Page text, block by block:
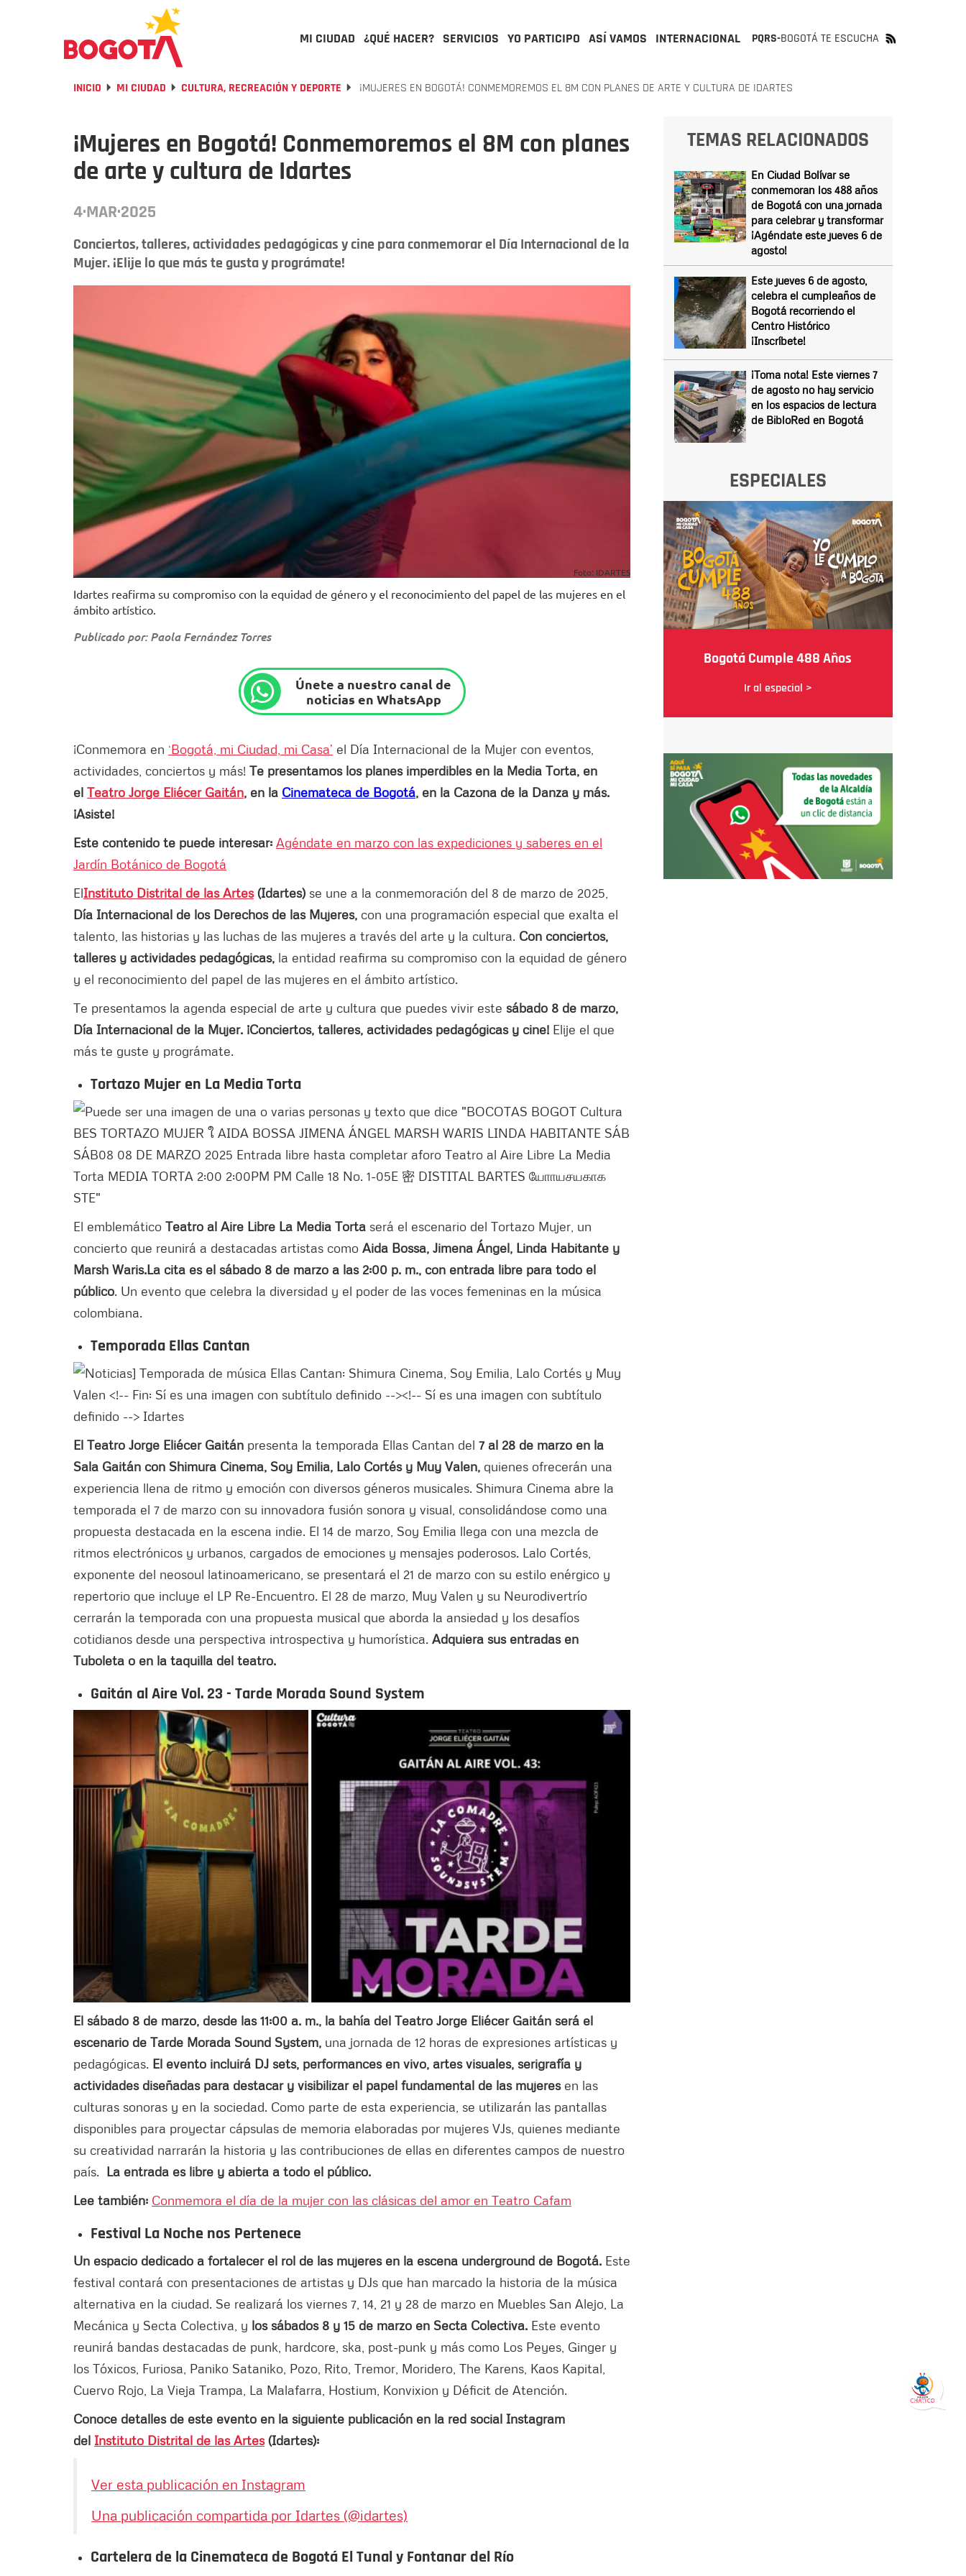
MI CIUDAD ¿QUÉ HACER? SERVICIOS YO PARTICIPO ASÍ VAMOS INTERNACIONAL PQRS-BOGOTÁ TE ESCUCHA
INICIO MI CIUDAD CULTURA, RECREACIÓN Y DEPORTE ¡MUJERES EN BOGOTÁ! CONMEMOREMOS EL 8M CON PLANES DE ARTE Y CULTURA DE IDARTES
¡Mujeres en Bogotá! Conmemoremos el 8M con planes
de arte y cultura de Idartes
4·MAR·2025
Conciertos, talleres, actividades pedagógicas y cine para conmemorar el Día Internacional de la
Mujer. ¡Elije lo que más te gusta y prográmate!
Foto: IDARTES
Idartes reafirma su compromiso con la equidad de género y el reconocimiento del papel de las mujeres en el
ámbito artístico.
Publicado por: Paola Fernández Torres
Únete a nuestro canal de
noticias en WhatsApp
¡Conmemora en ‘Bogotá, mi Ciudad, mi Casa’ el Día Internacional de la Mujer con eventos,
actividades, conciertos y más! Te presentamos los planes imperdibles en la Media Torta, en
el Teatro Jorge Eliécer Gaitán, en la Cinemateca de Bogotá, en la Cazona de la Danza y más.
¡Asiste!
Este contenido te puede interesar: Agéndate en marzo con las expediciones y saberes en el
Jardín Botánico de Bogotá
ElInstituto Distrital de las Artes(Idartes) se une a la conmemoración del 8 de marzo de 2025,
Día Internacional de los Derechos de las Mujeres, con una programación especial que exalta el
talento, las historias y las luchas de las mujeres a través del arte y la cultura. Con conciertos,
talleres y actividades pedagógicas, la entidad reafirma su compromiso con la equidad de género
y el reconocimiento del papel de las mujeres en el ámbito artístico.
Te presentamos la agenda especial de arte y cultura que puedes vivir este sábado 8 de marzo,
Día Internacional de la Mujer. ¡Conciertos, talleres, actividades pedagógicas y cine! Elije el que
más te guste y prográmate.
Tortazo Mujer en La Media Torta
El emblemático Teatro al Aire Libre La Media Torta será el escenario del Tortazo Mujer, un
concierto que reunirá a destacadas artistas como Aida Bossa, Jimena Ángel, Linda Habitante y
Marsh Waris.La cita es el sábado 8 de marzo a las 2:00 p. m., con entrada libre para todo el
público. Un evento que celebra la diversidad y el poder de las voces femeninas en la música
colombiana.
Temporada Ellas Cantan
El Teatro Jorge Eliécer Gaitán presenta la temporada Ellas Cantan del 7 al 28 de marzo en la
Sala Gaitán con Shimura Cinema, Soy Emilia, Lalo Cortés y Muy Valen, quienes ofrecerán una
experiencia llena de ritmo y emoción con diversos géneros musicales. Shimura Cinema abre la
temporada el 7 de marzo con su innovadora fusión sonora y visual, consolidándose como una
propuesta destacada en la escena indie. El 14 de marzo, Soy Emilia llega con una mezcla de
ritmos electrónicos y urbanos, cargados de emociones y mensajes poderosos. Lalo Cortés,
exponente del neosoul latinoamericano, se presentará el 21 de marzo con su estilo enérgico y
repertorio que incluye el LP Re-Encuentro. El 28 de marzo, Muy Valen y su Neurodivertrío
cerrarán la temporada con una propuesta musical que aborda la ansiedad y los desafíos
cotidianos desde una perspectiva introspectiva y humorística. Adquiera sus entradas en
Tuboleta o en la taquilla del teatro.
Gaitán al Aire Vol. 23 - Tarde Morada Sound System
El sábado 8 de marzo, desde las 11:00 a. m., la bahía del Teatro Jorge Eliécer Gaitán será el
escenario de Tarde Morada Sound System, una jornada de 12 horas de expresiones artísticas y
pedagógicas. El evento incluirá DJ sets, performances en vivo, artes visuales, serigrafía y
actividades diseñadas para destacar y visibilizar el papel fundamental de las mujeres en las
culturas sonoras y en la sociedad. Como parte de esta experiencia, se utilizarán las pantallas
disponibles para proyectar cápsulas de memoria elaboradas por mujeres VJs, quienes mediante
su creatividad narrarán la historia y las contribuciones de ellas en diferentes campos de nuestro
país. La entrada es libre y abierta a todo el público.
Lee también: Conmemora el día de la mujer con las clásicas del amor en Teatro Cafam
Festival La Noche nos Pertenece
Un espacio dedicado a fortalecer el rol de las mujeres en la escena underground de Bogotá. Este
festival contará con presentaciones de artistas y DJs que han marcado la historia de la música
alternativa en la ciudad. Se realizará los viernes 7, 14, 21 y 28 de marzo en Muebles San Alejo, La
Mecánica y Secta Colectiva, y los sábados 8 y 15 de marzo en Secta Colectiva. Este evento
reunirá bandas destacadas de punk, hardcore, ska, post-punk y más como Los Peyes, Ginger y
los Tóxicos, Furiosa, Paniko Sataniko, Pozo, Rito, Tremor, Moridero, The Karens, Kaos Kapital,
Cuervo Rojo, La Vieja Trampa, La Malafarra, Hostium, Konvixion y Déficit de Atención.
Conoce detalles de este evento en la siguiente publicación en la red social Instagram
del Instituto Distrital de las Artes(Idartes):
Ver esta publicación en Instagram
Una publicación compartida por Idartes (@idartes)
Cartelera de la Cinemateca de Bogotá El Tunal y Fontanar del Río
TEMAS RELACIONADOS
En Ciudad Bolívar se
conmemoran los 488 años
de Bogotá con una jornada
para celebrar y transformar
¡Agéndate este jueves 6 de
agosto!
Este jueves 6 de agosto,
celebra el cumpleaños de
Bogotá recorriendo el
Centro Histórico
¡Inscríbete!
¡Toma nota! Este viernes 7
de agosto no hay servicio
en los espacios de lectura
de BibloRed en Bogotá
ESPECIALES
Bogotá Cumple 488 Años
Ir al especial >